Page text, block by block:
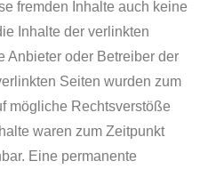
fremden Inhalte auch keine
Inhalte der verlinkten
Anbieter oder Betreiber der
Seiten wurden zum
mögliche Rechtsverstöße
waren zum Zeitpunkt
Eine permanente